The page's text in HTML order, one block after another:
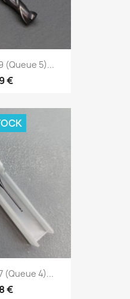
(Queue 5)...
€
(Queue 4)...
€